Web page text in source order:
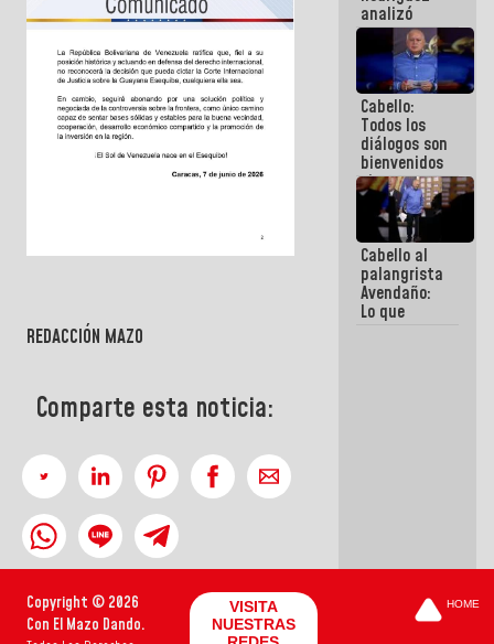
REDACCIÓN MAZO
Comparte esta noticia:
diálogo
analizó
junto a
gobernadores
planes de
recuperación
del Sistema
Eléctrico
Nacional
Cabello:
Todos los
diálogos son
bienvenidos
siempre que
estén en el
marco de la
Constitución
de la
República
Cabello al
palangrista
Avendaño:
Lo que
Copyright © 2026
Con El Mazo Dando.
VISITA
NUESTRAS
HOME